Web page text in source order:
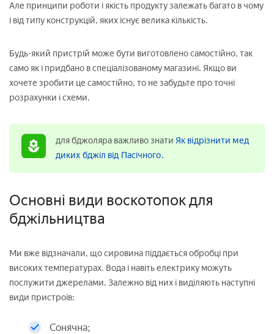
Але принципи роботи і якість продукту залежать багато в чому
і від типу конструкцій, яких існує велика кількість.
Будь-який пристрій може бути виготовлено самостійно, так
само як і придбано в спеціалізованому магазині. Якщо ви
хочете зробити це самостійно, то не забудьте про точні
розрахунки і схеми.
для бджоляра важливо знати Як відрізнити мед
диких бджіл від Пасічного.
Основні види воскотопок для
бджільництва
Ми вже відзначали, що сировина піддається обробці при
високих температурах. Вода і навіть електрику можуть
послужити джерелами. Залежно від них і виділяють наступні
види пристроїв:
Сонячна;